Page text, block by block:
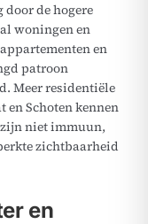
de hogere
woningen en
en
patroon
Meer residentiële
en Schoten kennen
niet immuun,
zichtbaarheid
en